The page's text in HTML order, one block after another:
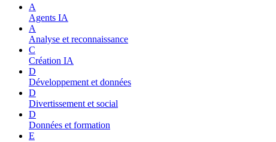
A
Agents IA
A
Analyse et reconnaissance
C
Création IA
D
Développement et données
D
Divertissement et social
D
Données et formation
E